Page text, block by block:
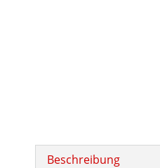
Beschreibung